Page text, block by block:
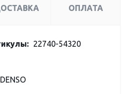
ОПЛАТА
22740-54320
DENSO